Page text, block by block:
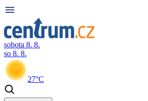
sobota 8. 8.
so 8. 8.
27°C